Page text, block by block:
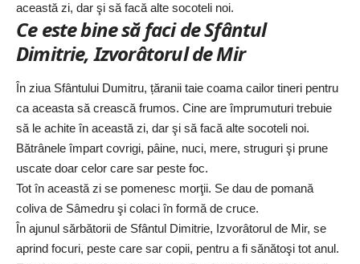
această zi, dar şi să facă alte socoteli noi.
Ce este bine să faci de Sfântul
Dimitrie, Izvorâtorul de Mir
În ziua Sfântului Dumitru, țăranii taie coama cailor tineri pentru
ca aceasta să crească frumos. Cine are împrumuturi trebuie
să le achite în această zi, dar şi să facă alte socoteli noi.
Bătrânele împart covrigi, pâine, nuci, mere, struguri şi prune
uscate doar celor care sar peste foc.
Tot în această zi se pomenesc morţii. Se dau de pomană
coliva de Sâmedru şi colaci în formă de cruce.
În ajunul sărbătorii de Sfântul Dimitrie, Izvorâtorul de Mir, se
aprind focuri, peste care sar copii, pentru a fi sănătoşi tot anul.